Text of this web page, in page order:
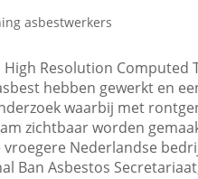
asbestwerkers
Resolution Computed
hebben gewerkt en
waarbij met
zichtbaar worden
Nederlandse
Asbestos